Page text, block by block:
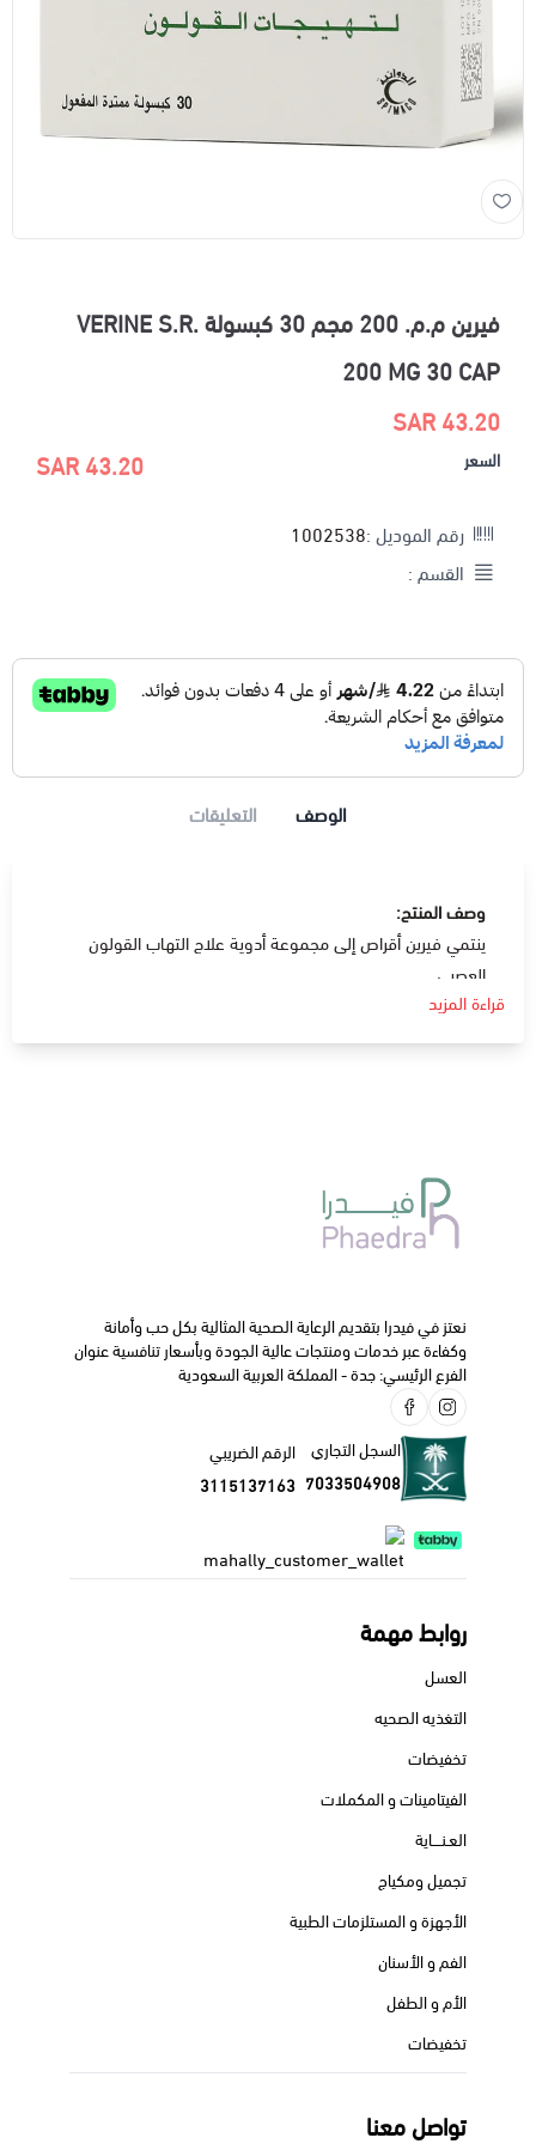
فيرين م.م. 200 مجم 30 كبسولة VERINE S.R.
200 MG 30 CAP
43.20 SAR
السعر 43.20 SAR
رقم الموديل :1002538
القسم :
الوصف التعليقات
وصف المنتج:
ينتمي فيرين أقراص إلى مجموعة أدوية علاج التهاب القولون
العصبي .
دواعي الإستعمال:
يحتوي على مادة الميبفيرين هيدروكلوريد و هي تعمل على تقليل
صعوبة في التبرز .
الجرعة و كيفية الاستخدام:
ننصحك دائما بالتواصل مع طبيبك الخاص أو الصيدلي قبل البدء
في استخدام هذا الدواء.
قراءة المزيد
نعتز في فيدرا بتقديم الرعاية الصحية المثالية بكل حب وأمانة
وكفاءة عبر خدمات ومنتجات عالية الجودة وبأسعار تنافسية عنوان
الفرع الرئيسي: جدة - المملكة العربية السعودية
السجل التجاري
7033504908
الرقم الضريبي
3115137163
روابط مهمة
العسل
التغذيه الصحيه
تخفيضات
الفيتامينات و المكملات
العـنــــاية
تجميل ومكياج
الأجهزة و المستلزمات الطبية
الفم و الأسنان
الأم و الطفل
تخفيضات
تواصل معنا